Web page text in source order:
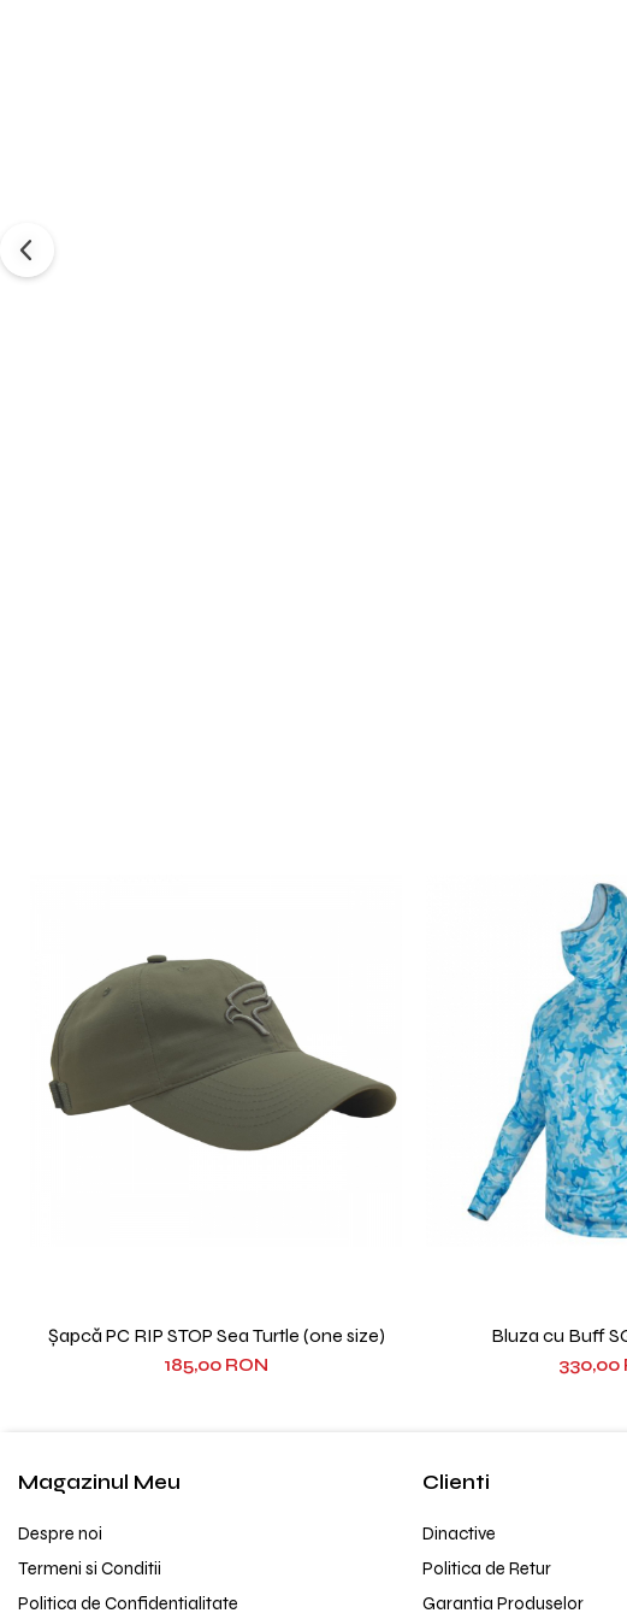
Șapcă PC RIP STOP Sea Turtle (one size)
185,00 RON
Bluza cu Buff
330,00
Magazinul Meu
Despre noi
Termeni si Conditii
Politica de Confidentialitate
Clienti
Dinactive
Politica de Retur
Garantia Produselor